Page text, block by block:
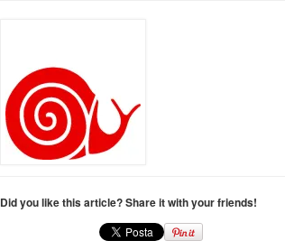
Did you like this article? Share it with your friends!